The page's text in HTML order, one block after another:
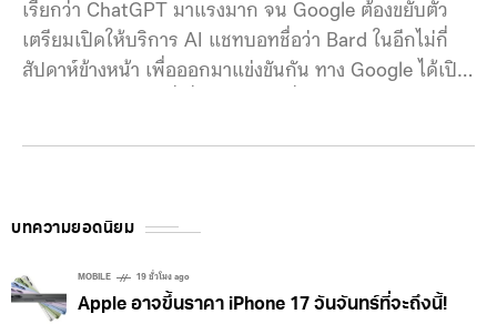
เรียกว่า ChatGPT มาแรงมาก จน Google ต้องขยับตัว
เตรียมเปิดให้บริการ AI แชทบอทชื่อว่า Bard ในอีกไม่กี่
สัปดาห์ข้างหน้า เพื่อออกมาแข่งขันกัน ทาง Google ได้เปิด
และการออกแบบใหม่สำหรับการค้นหาบน desktop เพื่อ
บทความยอดนิยม
MOBILE 19 ชั่วโมง ago
Apple อาจขึ้นราคา iPhone 17 วันจันทร์ที่จะถึงนี้!